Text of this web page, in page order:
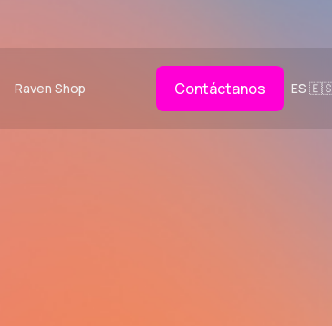
Raven Shop Contáctanos ES